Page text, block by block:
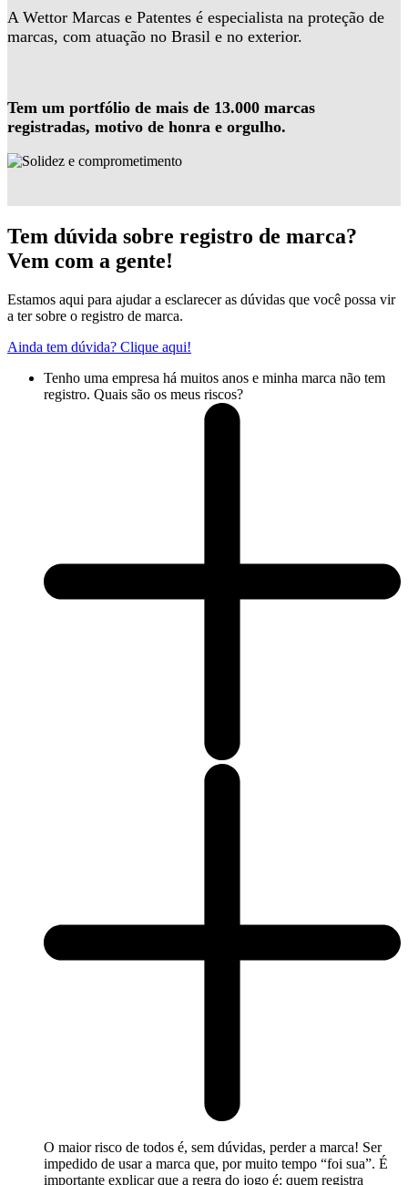
A Wettor Marcas e Patentes é especialista na proteção de
marcas, com atuação no Brasil e no exterior.
Tem um portfólio de mais de 13.000 marcas
registradas, motivo de honra e orgulho.
Tem dúvida sobre registro de marca?
Vem com a gente!
Estamos aqui para ajudar a esclarecer as dúvidas que você possa vir
a ter sobre o registro de marca.
Ainda tem dúvida? Clique aqui!
Tenho uma empresa há muitos anos e minha marca não tem
registro. Quais são os meus riscos?
O maior risco de todos é, sem dúvidas, perder a marca! Ser
impedido de usar a marca que, por muito tempo “foi sua”. É
importante explicar que a regra do jogo é: quem registra